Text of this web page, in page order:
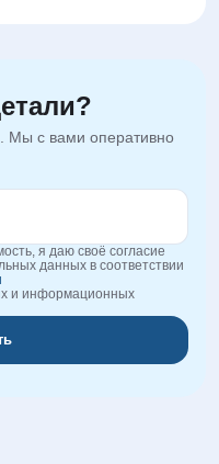
Мы с вами оперативно
я даю своё согласие
данных в соответствии
и информационных